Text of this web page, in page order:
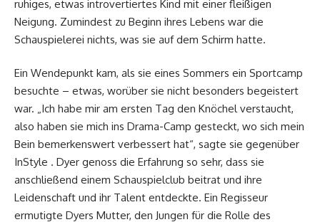
ruhiges, etwas introvertiertes Kind mit einer fleißigen
Neigung. Zumindest zu Beginn ihres Lebens war die
Schauspielerei nichts, was sie auf dem Schirm hatte.
Ein Wendepunkt kam, als sie eines Sommers ein Sportcamp
besuchte – etwas, worüber sie nicht besonders begeistert
war. „Ich habe mir am ersten Tag den Knöchel verstaucht,
also haben sie mich ins Drama-Camp gesteckt, wo sich mein
Bein bemerkenswert verbessert hat“, sagte sie gegenüber
InStyle . Dyer genoss die Erfahrung so sehr, dass sie
anschließend einem Schauspielclub beitrat und ihre
Leidenschaft und ihr Talent entdeckte. Ein Regisseur
ermutigte Dyers Mutter, den Jungen für die Rolle des